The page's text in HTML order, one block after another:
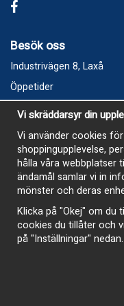
Besök oss
Industrivägen 8, Laxå
Öppetider
Vecka 32
Måndag kl 9-12, kl 13 - 15
Onsdag kl 9-12, kl 13 - 15
Tisdag, Tordag och
E-Handelsbutiken är
sommaren
Vi skräddarsyr din
Vi använder cookies
shoppingupplevelse,
hålla våra webbplatser
ändamål samlar vi in
mönster och deras
Klicka på "Okej" om du
cookies du tillåter och
på "Inställningar" nedan.